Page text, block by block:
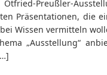
Preußler-
Präsentationen, die
Wissen vermitteln
„Ausstellung“